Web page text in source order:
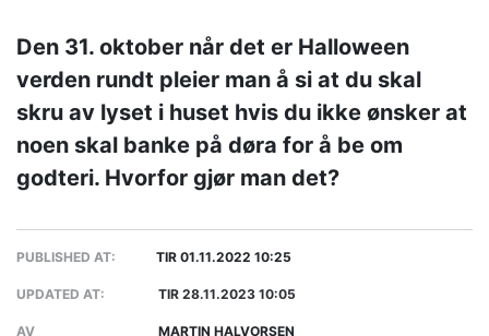
Den 31. oktober når det er Halloween
verden rundt pleier man å si at du skal
skru av lyset i huset hvis du ikke ønsker at
noen skal banke på døra for å be om
godteri. Hvorfor gjør man det?
PUBLISHED AT: TIR 01.11.2022 10:25
UPDATED AT: TIR 28.11.2023 10:05
AV MARTIN HALVORSEN